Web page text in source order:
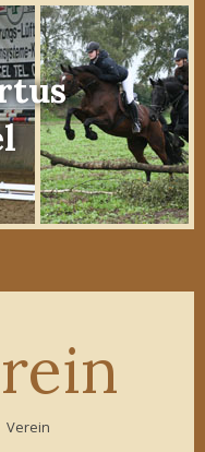
Verein